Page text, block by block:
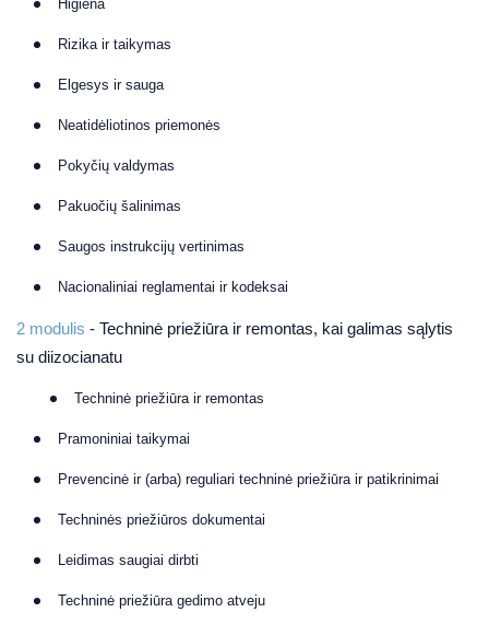
Higiena
Rizika ir taikymas
Elgesys ir sauga
Neatidėliotinos priemonės
Pokyčių valdymas
Pakuočių šalinimas
Saugos instrukcijų vertinimas
Nacionaliniai reglamentai ir kodeksai
2 modulis - Techninė priežiūra ir remontas, kai galimas sąlytis
su diizocianatu
Techninė priežiūra ir remontas
Pramoniniai taikymai
Prevencinė ir (arba) reguliari techninė priežiūra ir patikrinimai
Techninės priežiūros dokumentai
Leidimas saugiai dirbti
Techninė priežiūra gedimo atveju